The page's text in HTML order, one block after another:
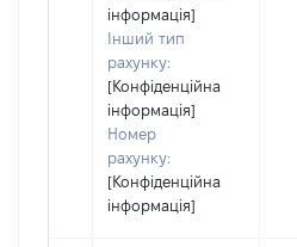
інформація]
Інший тип
рахунку:
[Конфіденційна
інформація]
Номер
рахунку:
[Конфіденційна
інформація]